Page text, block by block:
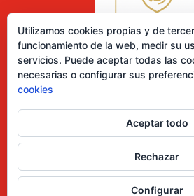
0 elementos
Desarrollado por Diseñador
Utilizamos cookies propias y de
funcionamiento de la web, medir su
servicios. Puede aceptar todas las
necesarias o configurar sus
cookies
Aceptar todo
Rechazar
Configurar